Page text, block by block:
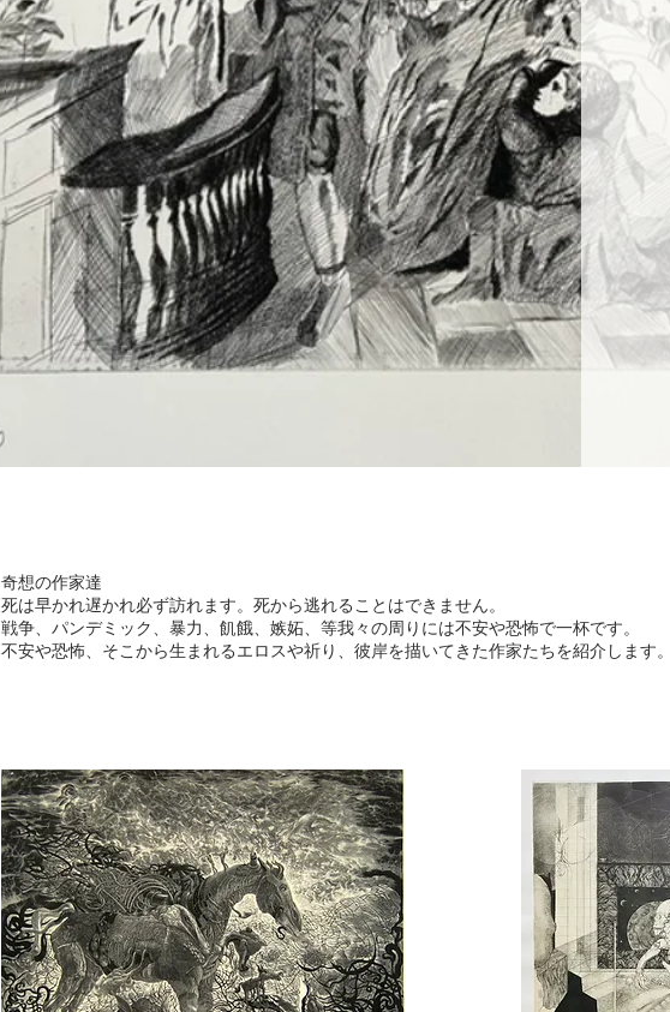
休廊日:火・水・木
13:00~19:00(最終日は 17:00 まで)
奇想の作家達
死は早かれ遅かれ必ず訪れます。死から逃れることはできません。
戦争、パンデミック、暴力、飢餓、嫉妬、等我々の周りには不安や恐怖で一杯です。
不安や恐怖、そこから生まれるエロスや祈り、彼岸を描いてきた作家たちを紹介します。